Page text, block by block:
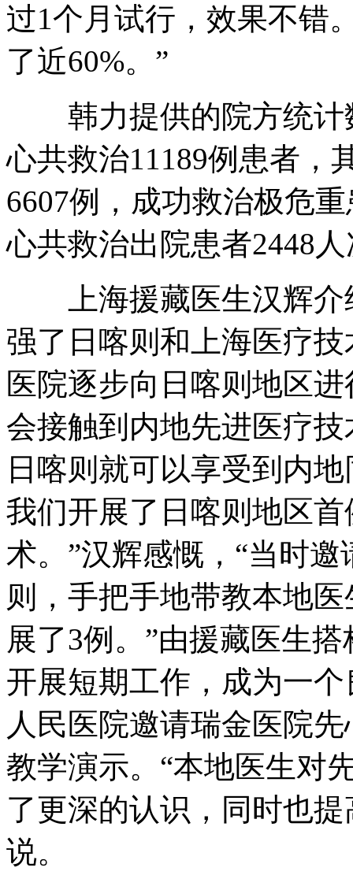
过1个月试行，效果不错
了近60%。”
韩力提供的院方统计
心共救治11189例患者，
6607例，成功救治极危
心共救治出院患者2448
上海援藏医生汉辉介
强了日喀则和上海医疗
医院逐步向日喀则地区
会接触到内地先进医疗
日喀则就可以享受到内
我们开展了日喀则地区
术。”汉辉感慨，“当时
则，手把手地带教本地
展了3例。”由援藏医生
开展短期工作，成为一
人民医院邀请瑞金医院
教学演示。“本地医生对
了更深的认识，同时也
说。